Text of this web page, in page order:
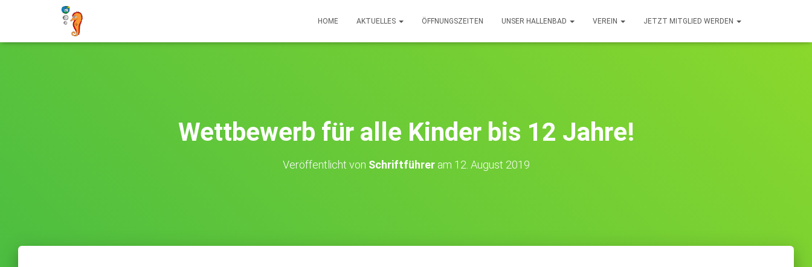
HOME AKTUELLES ÖFFNUNGSZEITEN UNSER HALLENBAD VEREIN JETZT MITGLIED WERDEN
Wettbewerb für alle Kinder bis 12 Jahre!
Veröffentlicht von Schriftführeram 12. August 2019